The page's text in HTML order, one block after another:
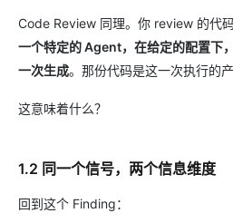
Code Review 同理。你 review 的代
一个特定的 Agent，在给定的配置下
一次生成。那份代码是这一次执行的产
这意味着什么？
1.2 同一个信号，两个信息维度
回到这个 Finding：